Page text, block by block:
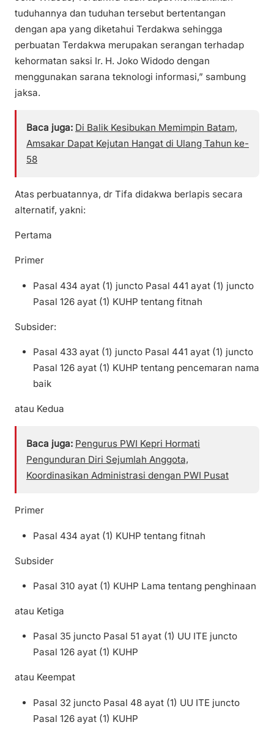
tuduhannya dan tuduhan tersebut bertentangan
dengan apa yang diketahui Terdakwa sehingga
perbuatan Terdakwa merupakan serangan terhadap
kehormatan saksi Ir. H. Joko Widodo dengan
menggunakan sarana teknologi informasi,” sambung
jaksa.
Baca juga: Di Balik Kesibukan Memimpin Batam,
Amsakar Dapat Kejutan Hangat di Ulang Tahun ke-
58
Atas perbuatannya, dr Tifa didakwa berlapis secara
alternatif, yakni:
Pertama
Primer
Pasal 434 ayat (1) juncto Pasal 441 ayat (1) juncto
Pasal 126 ayat (1) KUHP tentang fitnah
Subsider:
Pasal 433 ayat (1) juncto Pasal 441 ayat (1) juncto
Pasal 126 ayat (1) KUHP tentang pencemaran nama
baik
atau Kedua
Baca juga: Pengurus PWI Kepri Hormati
Pengunduran Diri Sejumlah Anggota,
Koordinasikan Administrasi dengan PWI Pusat
Primer
Pasal 434 ayat (1) KUHP tentang fitnah
Subsider
Pasal 310 ayat (1) KUHP Lama tentang penghinaan
atau Ketiga
Pasal 35 juncto Pasal 51 ayat (1) UU ITE juncto
Pasal 126 ayat (1) KUHP
atau Keempat
Pasal 32 juncto Pasal 48 ayat (1) UU ITE juncto
Pasal 126 ayat (1) KUHP